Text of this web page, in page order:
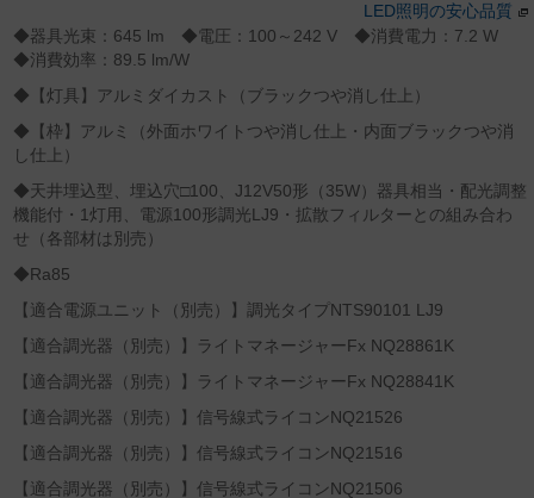
LED照明の安心品質
◆器具光束：645 lm ◆電圧：100～242 V ◆消費電力：7.2 W
◆消費効率：89.5 lm/W
◆【灯具】アルミダイカスト（ブラックつや消し仕上）
◆【枠】アルミ（外面ホワイトつや消し仕上・内面ブラックつや消
し仕上）
◆天井埋込型、埋込穴□100、J12V50形（35W）器具相当・配光調整
機能付・1灯用、電源100形調光LJ9・拡散フィルターとの組み合わ
せ（各部材は別売）
◆Ra85
【適合電源ユニット（別売）】調光タイプNTS90101 LJ9
【適合調光器（別売）】ライトマネージャーFx NQ28861K
【適合調光器（別売）】ライトマネージャーFx NQ28841K
【適合調光器（別売）】信号線式ライコンNQ21526
【適合調光器（別売）】信号線式ライコンNQ21516
【適合調光器（別売）】信号線式ライコンNQ21506